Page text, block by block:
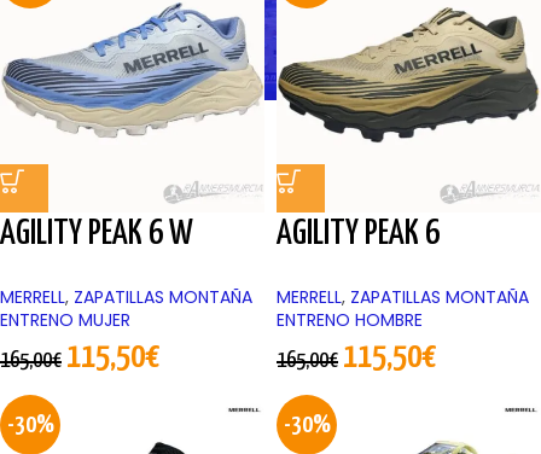
AGILITY PEAK 6 W
MERRELL, ZAPATILLAS MONTAÑA
ENTRENO MUJER
165,00€ 115,50€
AGILITY PEAK 6
MERRELL, ZAPATILLAS MONTAÑA
ENTRENO HOMBRE
165,00€ 115,50€
-30% -30%